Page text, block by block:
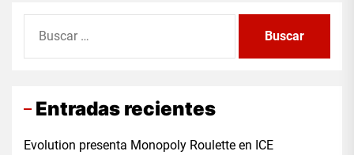
Entradas recientes
Evolution presenta Monopoly Roulette en ICE